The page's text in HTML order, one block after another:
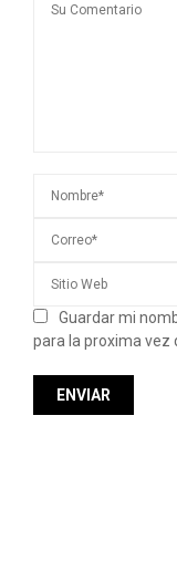
Guardar mi
para la proxima vez